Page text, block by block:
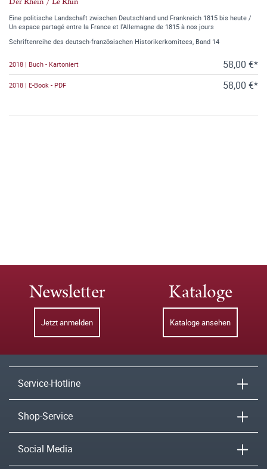
Eine politische Landschaft zwischen Deutschland und Frankreich 1815 bis heute /
Un espace partagé entre la France et l'Allemagne de 1815 à nos jours
Schriftenreihe des deutsch-französischen Historikerkomitees, Band 14
2018 | Buch - Kartoniert 58,00 €*
2018 | E-Book - PDF 58,00 €*
Newsletter
Jetzt anmelden
Kataloge
Kataloge ansehen
Service-Hotline
Shop-Service
Social Media